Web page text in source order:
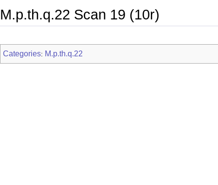
M.p.th.q.22 Scan 19 (10r)
Categories: M.p.th.q.22